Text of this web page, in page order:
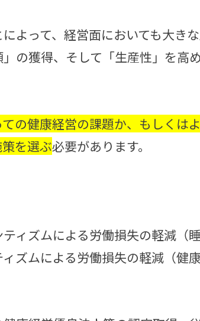
よって、経営面においても大き
の獲得、そして「生産性」を高
の健康経営の課題か、もしくは
を選ぶ必要があります。
ィズムによる労働損失の軽減（
ズムによる労働損失の軽減（健